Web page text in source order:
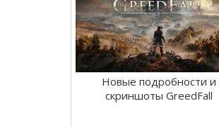
Новые подробности и
скриншоты GreedFall